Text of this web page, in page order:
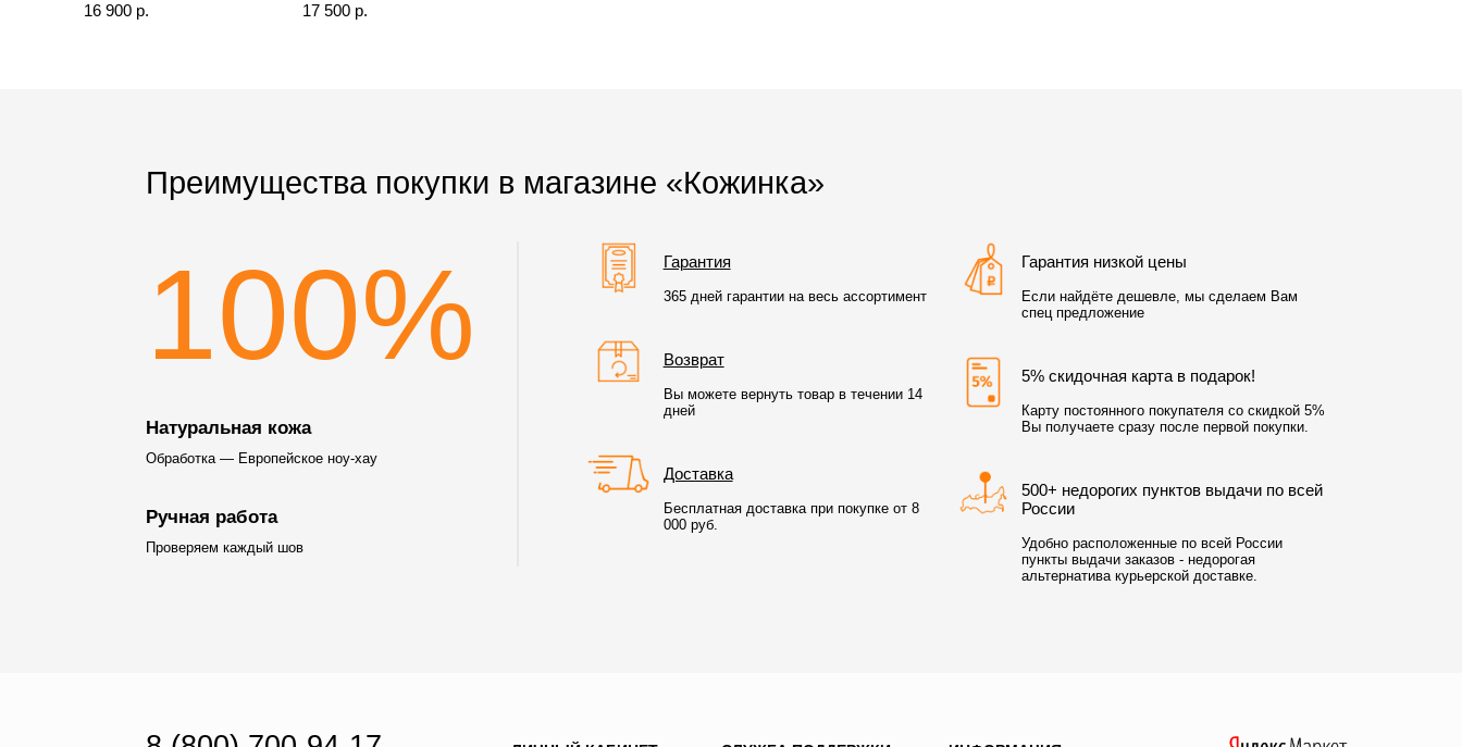
16 900 р. 17 500 р.
Преимущества покупки в магазине «Кожинка»
100%
Натуральная кожа
Обработка — Европейское ноу-хау
Ручная работа
Проверяем каждый шов
Гарантия
365 дней гарантии на весь ассортимент
Возврат
Вы можете вернуть товар в течении 14
дней
Доставка
Бесплатная доставка при покупке от 8
000 руб.
Гарантия низкой цены
Если найдёте дешевле, мы сделаем Вам
спец предложение
5% скидочная карта в подарок!
Карту постоянного покупателя со скидкой 5%
Вы получаете сразу после первой покупки.
500+ недорогих пунктов выдачи по всей
России
Удобно расположенные по всей России
пункты выдачи заказов - недорогая
альтернатива курьерской доставке.